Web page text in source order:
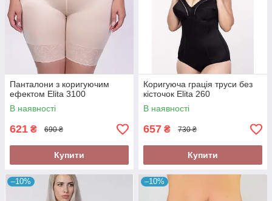
Панталони з коригуючим
ефектом Elita 3100
В наявності
621 ₴ 690 ₴
Купити
Коригуюча грація труси без
кісточок Elita 260
В наявності
657 ₴ 730 ₴
Купити
–10% –10%